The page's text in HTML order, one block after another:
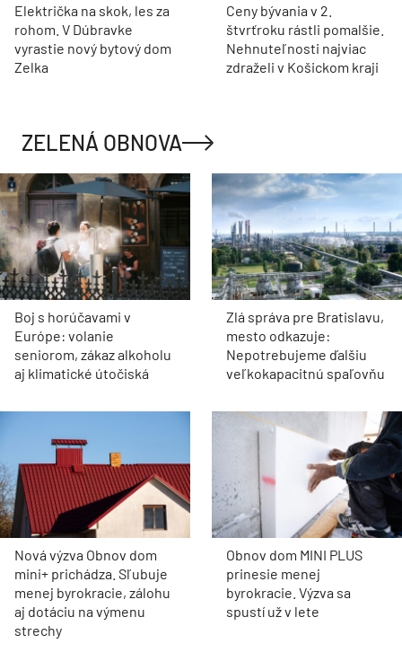
Električka na skok, les za
rohom. V Dúbravke
vyrastie nový bytový dom
Zelka
Ceny bývania v 2.
štvrťroku rástli pomalšie.
Nehnuteľnosti najviac
zdraželi v Košickom kraji
ZELENÁ OBNOVA
Boj s horúčavami v
Európe: volanie
seniorom, zákaz alkoholu
aj klimatické útočiská
Zlá správa pre Bratislavu,
mesto odkazuje:
Nepotrebujeme ďalšiu
veľkokapacitnú spaľovňu
Nová výzva Obnov dom
mini+ prichádza. Sľubuje
menej byrokracie, zálohu
aj dotáciu na výmenu
strechy
Obnov dom MINI PLUS
prinesie menej
byrokracie. Výzva sa
spustí už v lete